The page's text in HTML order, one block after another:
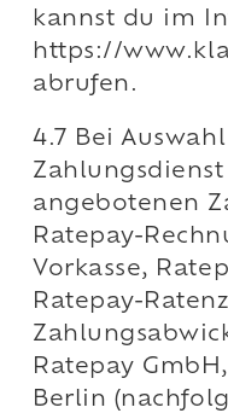
kannst du im
https://
abrufen.
4.7 Bei
Zahlungsdienst
angebotenen
Ratepay-
Vorkasse,
Ratepay-
Ratepay
Berlin